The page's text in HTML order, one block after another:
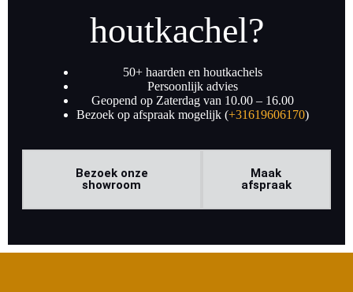
houtkachel?
50+ haarden en houtkachels
Persoonlijk advies
Geopend op Zaterdag van 10.00 – 16.00
Bezoek op afspraak mogelijk (+31619606170)
Bezoek onze
showroom
Maak
afspraak